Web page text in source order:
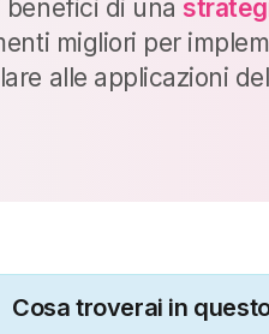
benefici di una
migliori per
alle applicazioni
Cosa troverai in